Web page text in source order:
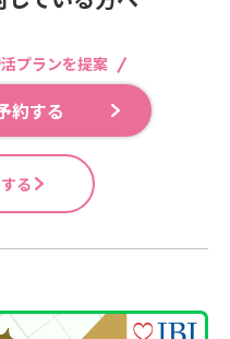
プランを提案
約する
る